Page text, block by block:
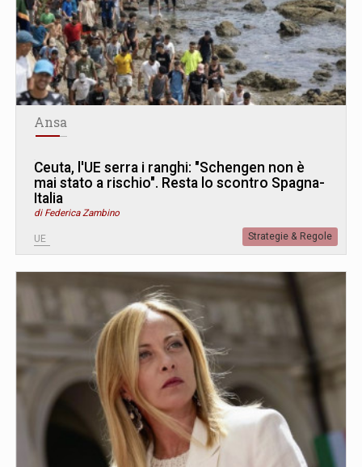
Ansa
Ceuta, l'UE serra i ranghi: "Schengen non è
mai stato a rischio". Resta lo scontro Spagna-
Italia
di Federica Zambino
UE Strategie & Regole